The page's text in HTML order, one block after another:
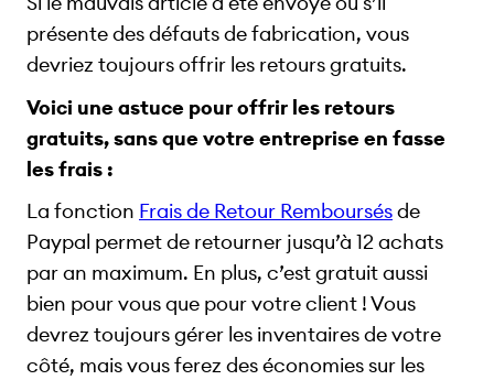
présente des défauts de fabrication, vous
devriez toujours offrir les retours gratuits.
Voici une astuce pour offrir les retours
gratuits, sans que votre entreprise en fasse
les frais :
La fonction Frais de Retour Remboursésde
Paypal permet de retourner jusqu’à 12 achats
par an maximum. En plus, c’est gratuit aussi
bien pour vous que pour votre client ! Vous
devrez toujours gérer les inventaires de votre
côté, mais vous ferez des économies sur les